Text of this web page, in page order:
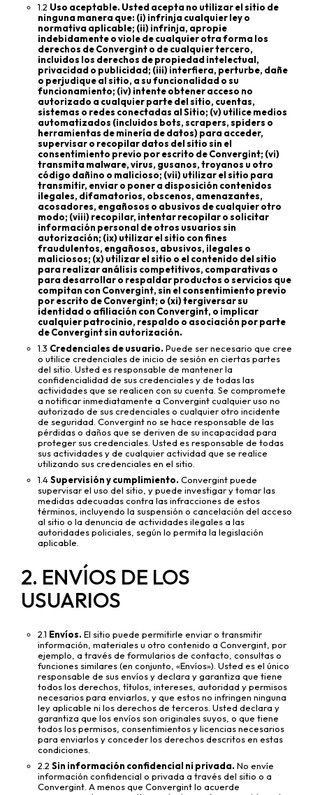
1.2 Uso aceptable. Usted acepta no utilizar el sitio de
ninguna manera que: (i) infrinja cualquier ley o
normativa aplicable; (ii) infrinja, apropie
indebidamente o viole de cualquier otra forma los
derechos de Convergint o de cualquier tercero,
incluidos los derechos de propiedad intelectual,
privacidad o publicidad; (iii) interfiera, perturbe, dañe
o perjudique al sitio, a su funcionalidad o su
funcionamiento; (iv) intente obtener acceso no
autorizado a cualquier parte del sitio, cuentas,
sistemas o redes conectadas al Sitio; (v) utilice medios
automatizados (incluidos bots, scrapers, spiders o
herramientas de minería de datos) para acceder,
supervisar o recopilar datos del sitio sin el
consentimiento previo por escrito de Convergint; (vi)
transmita malware, virus, gusanos, troyanos u otro
código dañino o malicioso; (vii) utilizar el sitio para
transmitir, enviar o poner a disposición contenidos
ilegales, difamatorios, obscenos, amenazantes,
acosadores, engañosos o abusivos de cualquier otro
modo; (viii) recopilar, intentar recopilar o solicitar
información personal de otros usuarios sin
autorización; (ix) utilizar el sitio con fines
fraudulentos, engañosos, abusivos, ilegales o
maliciosos; (x) utilizar el sitio o el contenido del sitio
para realizar análisis competitivos, comparativas o
para desarrollar o respaldar productos o servicios que
compitan con Convergint, sin el consentimiento previo
por escrito de Convergint; o (xi) tergiversar su
identidad o afiliación con Convergint, o implicar
cualquier patrocinio, respaldo o asociación por parte
de Convergint sin autorización.
1.3 Credenciales de usuario. Puede ser necesario que cree
o utilice credenciales de inicio de sesión en ciertas partes
del sitio. Usted es responsable de mantener la
confidencialidad de sus credenciales y de todas las
actividades que se realicen con su cuenta. Se compromete
a notificar inmediatamente a Convergint cualquier uso no
autorizado de sus credenciales o cualquier otro incidente
de seguridad. Convergint no se hace responsable de las
pérdidas o daños que se deriven de su incapacidad para
proteger sus credenciales. Usted es responsable de todas
sus actividades y de cualquier actividad que se realice
utilizando sus credenciales en el sitio.
1.4Supervisión y cumplimiento. Convergint puede
supervisar el uso del sitio, y puede investigar y tomar las
medidas adecuadas contra las infracciones de estos
términos, incluyendo la suspensión o cancelación del acceso
al sitio o la denuncia de actividades ilegales a las
autoridades policiales, según lo permita la legislación
aplicable.
2. ENVÍOS DE LOS
USUARIOS
2.1 Envíos. El sitio puede permitirle enviar o transmitir
información, materiales u otro contenido a Convergint, por
ejemplo, a través de formularios de contacto, consultas o
funciones similares (en conjunto, «Envíos»). Usted es el único
responsable de sus envíos y declara y garantiza que tiene
todos los derechos, títulos, intereses, autoridad y permisos
necesarios para enviarlos, y que estos no infringen ninguna
ley aplicable ni los derechos de terceros. Usted declara y
garantiza que los envíos son originales suyos, o que tiene
todos los permisos, consentimientos y licencias necesarios
para enviarlos y conceder los derechos descritos en estas
condiciones.
2.2 Sin información confidencial ni privada. No envíe
información confidencial o privada a través del sitio o a
Convergint. A menos que Convergint lo acuerde